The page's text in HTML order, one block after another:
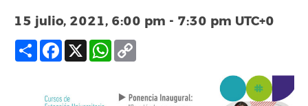
15 julio, 2021, 6:00 pm - 7:30 pm UTC+0
Compartir
Facebook
X WhatsApp